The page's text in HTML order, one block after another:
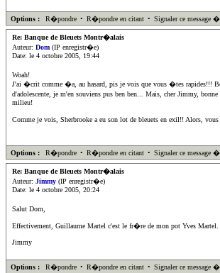
Options : R�pondre • R�pondre en citant • Signaler ce message
Re: Banque de Bleuets Montr�alais
Auteur: Dom (IP enregistr�e)
Date: le 4 octobre 2005, 19:44
Woah!
J'ai �crit comme �a, au hasard, pis je vois que vous �tes rapides!!!
d'adolescente, je m'en souviens pus ben ben... Mais, cher Jimmy,
milieu!
Comme je vois, Sherbrooke a eu son lot de bleuets en exil!! Alors,
Options : R�pondre • R�pondre en citant • Signaler ce message
Re: Banque de Bleuets Montr�alais
Auteur: Jimmy (IP enregistr�e)
Date: le 4 octobre 2005, 20:24
Salut Dom,
Effectivement, Guillaume Martel c'est le fr�re de mon pot Yves
Jimmy
Options : R�pondre • R�pondre en citant • Signaler ce message